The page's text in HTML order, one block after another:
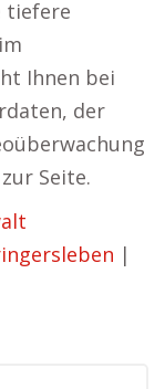
tiefere
Ihnen bei
der
Seite.
|